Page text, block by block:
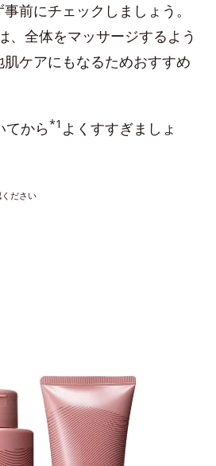
前にチェックしましょう。
、全体をマッサージするよう
ケアにもなるためおすすめ
てから*1 よくすすぎましょ
ださい